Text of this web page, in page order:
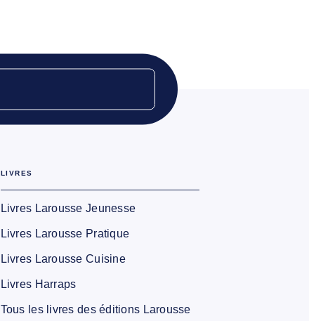
LIVRES
Livres Larousse Jeunesse
Livres Larousse Pratique
Livres Larousse Cuisine
Livres Harraps
Tous les livres des éditions Larousse